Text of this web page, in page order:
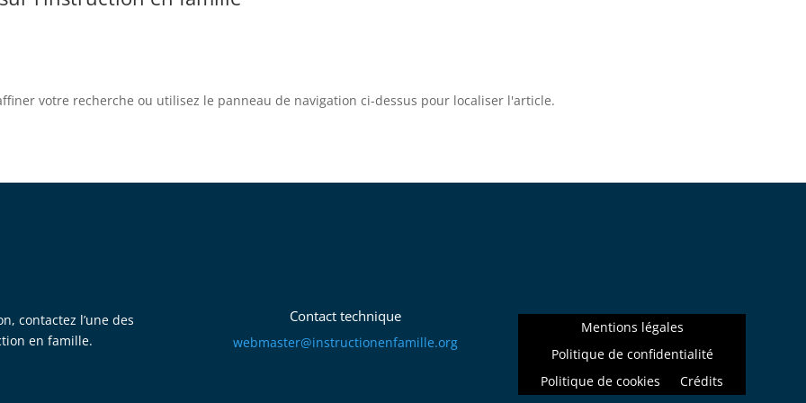
votre recherche ou utilisez le panneau de navigation ci-dessus pour localiser l'article.
contactez l’une des
en famille.
Contact technique
gro.e
llima
fneno
itcur
tsni@
retsa
mbew
Mentions légales
Politique de confidentialité
Politique de cookies
Crédits